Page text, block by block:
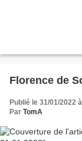
Florence de
Publié le 31/01/2022
Par TomA